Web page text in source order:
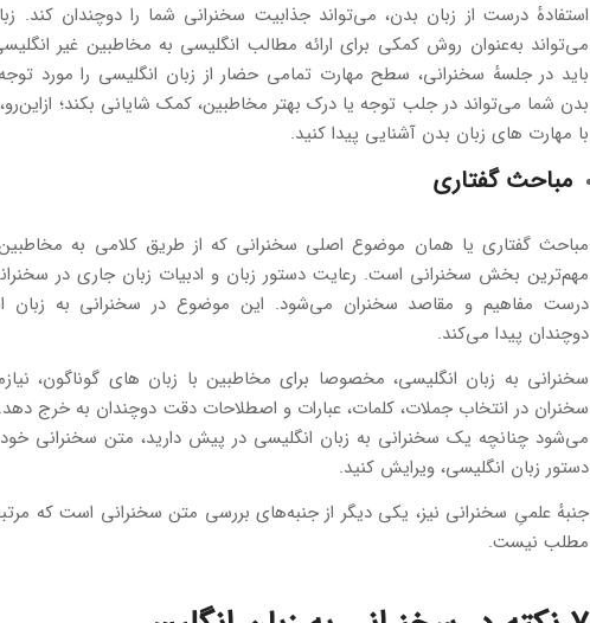
استفادهٔ درست از زبان بدن، می‌تواند جذابیت سخنرانی شما را دوچندان کند.
می‌تواند به‌عنوان روش کمکی برای ارائه مطالب انگلیسی به مخاطبین غیر
باید در جلسهٔ سخنرانی، سطح مهارت تمامی حضار از زبان انگلیسی را مورد
بدن شما می‌تواند در جلب‌ توجه یا درک بهتر مخاطبین، کمک شایانی بکند؛
با مهارت‌ های زبان بدن آشنایی پیدا کنید.
مباحث گفتاری
مباحث گفتاری یا همان موضوع اصلی سخنرانی که از طریق کلامی به
مهم‌ترین بخش سخنرانی است. رعایت دستور زبان و ادبیات زبان جاری در
درست مفاهیم و مقاصد سخنران می‌شود. این موضوع در سخنرانی به زبان
دوچندان پیدا می‌کند.
سخنرانی به زبان انگلیسی، مخصوصا برای مخاطبین با زبان های گوناگون،
سخنران در انتخاب جملات، کلمات، عبارات و اصطلاحات دقت دوچندان به خرج
می‌شود چنانچه یک سخنرانی به زبان انگلیسی در پیش دارید، متن سخنرانی خود
دستور زبان انگلیسی، ویرایش کنید.
جنبهٔ علمیِ سخنرانی نیز، یکی دیگر از جنبه‌های بررسی متن سخنرانی است که
مطلب نیست.